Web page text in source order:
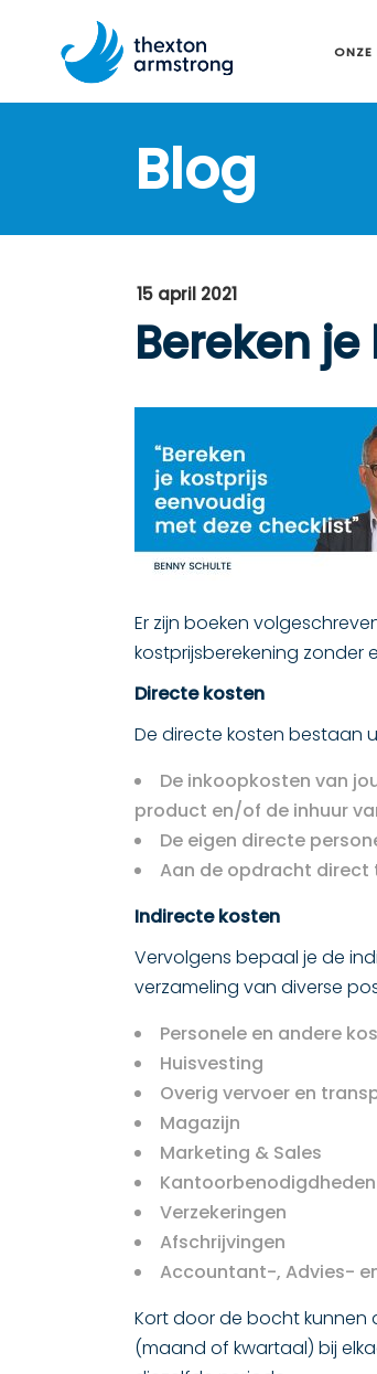
ONZE
Blog
15 april 2021
Bereken
Er zijn boeken
kostprijsberekening
Directe kosten
De directe kosten bestaan
De inkoopkosten van
product en/of de inhuur
De eigen directe
Aan de opdracht direct
Indirecte kosten
Vervolgens bepaal je de
verzameling van diverse
Personele en andere
Huisvesting
Overig vervoer en
Magazijn
Marketing & Sales
Kantoorbenodigdheden
Verzekeringen
Afschrijvingen
Accountant-, Advies-
Kort door de bocht
(maand of kwartaal) bij